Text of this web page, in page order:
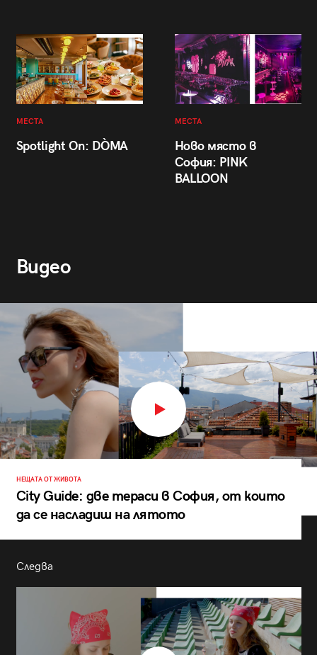
МЕСТА
Spotlight On: DÒMA
МЕСТА
Ново място в
София: PINK
BALLOON
Видео
НЕЩАТА ОТ ЖИВОТА
City Guide: две тераси в София, от които
да се насладиш на лятото
Следва